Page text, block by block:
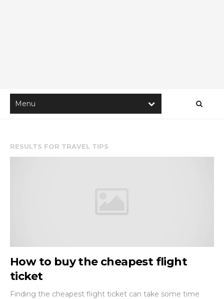
RESULTS FOR TRAVEL TIPS
How to buy the cheapest flight
ticket
Finding the cheapest flight ticket can take some time